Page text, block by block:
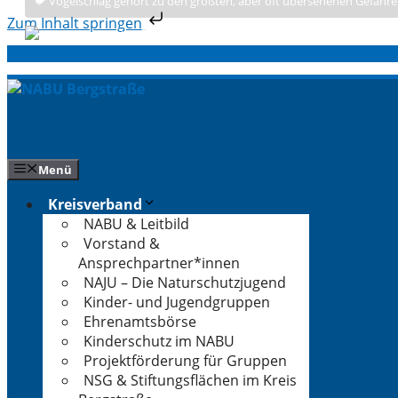
Zum Inhalt springen
Zum
Inhalt
springen
Menü
Kreisverband
NABU & Leitbild
Vorstand &
Ansprechpartner*innen
NAJU – Die Naturschutzjugend
Kinder- und Jugendgruppen
Ehrenamtsbörse
Kinderschutz im NABU
Projektförderung für Gruppen
NSG & Stiftungsflächen im Kreis